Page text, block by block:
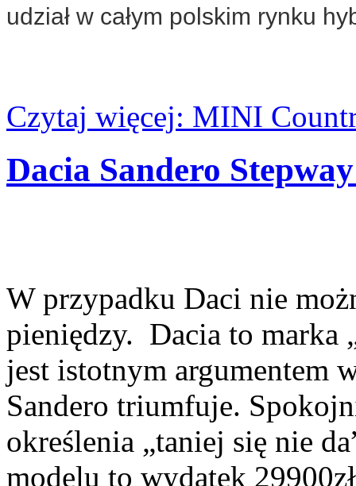
udział w całym polskim rynku
Czytaj więcej: MINI
Dacia Sandero
W przypadku Daci nie
pieniędzy. Dacia to marka
jest istotnym argumentem
Sandero triumfuje.
określenia „taniej się nie
modelu to wydatek